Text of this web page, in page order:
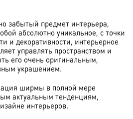
забытый предмет интерьера,
абсолютно уникальное, с точки
и декоративности, интерьерное
управлять пространством и
его очень оригинальным,
украшением.
ширмы в полной мере
актуальным тенденциям,
интерьеров.